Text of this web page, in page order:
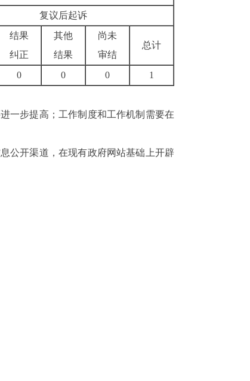
复议后起诉
结果
纠正
其他
结果
尚未
审结
总计
0 0 0
1
一步提高；工作制度和工作机制需要在
公开渠道， 在现有政府网站基础上开辟